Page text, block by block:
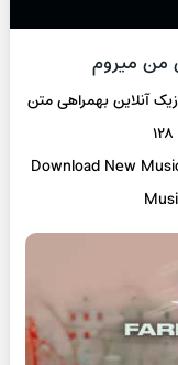
من میروم
آنلاینبهمراهی متن
Download New